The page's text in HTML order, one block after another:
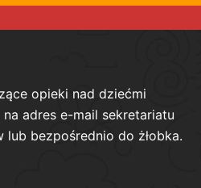
opieki nad dziećmi
adres e-mail sekretariatu
lub bezpośrednio do żłobka.